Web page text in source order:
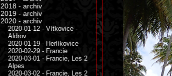
2018 - archiv
2019 - archiv
2020 - archiv
2020-01-12 - Vítkovice -
Aldrov
2020-01-19 - Herlíkovice
2020-02-29 - Francie
2020-03-01 - Francie, Les 2
Alpes
2020-03-02 - Francie, Les 2